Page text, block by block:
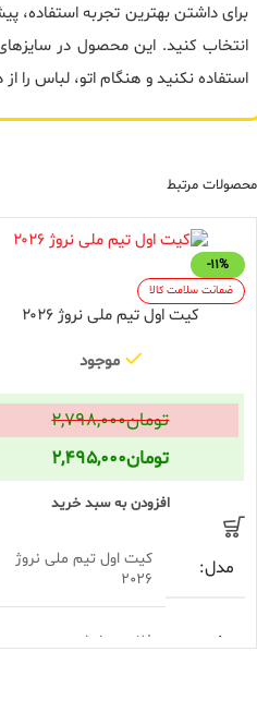
برای داشتن بهترین تجربه
استفاده نکنید و هنگام اتو، لباس را از
محصولات مرتبط
-11%
ضمانت سلامت کالا
کیت اول تیم ملی نروژ ۲۰۲۶
موجود
تومان۲,۷۹۸,۰۰۰
تومان۲,۴۹۵,۰۰۰
افزودن به سبد خرید
مدل
کیت اول تیم ملی نروژ
2026
جنس فلامنت ایرانی